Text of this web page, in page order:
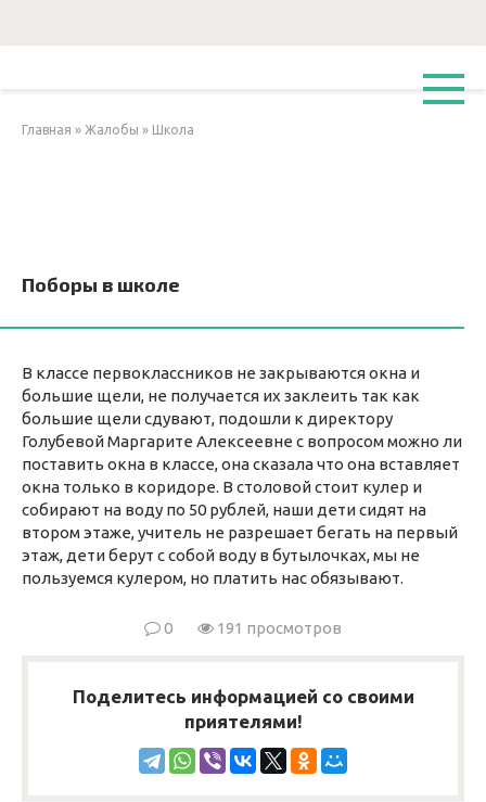
Главная » Жалобы » Школа
Поборы в школе
В классе первоклассников не закрываются окна и
большие щели, не получается их заклеить так как
большие щели сдувают, подошли к директору
Голубевой Маргарите Алексеевне с вопросом можно ли
поставить окна в классе, она сказала что она вставляет
окна только в коридоре. В столовой стоит кулер и
собирают на воду по 50 рублей, наши дети сидят на
втором этаже, учитель не разрешает бегать на первый
этаж, дети берут с собой воду в бутылочках, мы не
пользуемся кулером, но платить нас обязывают.
0 191 просмотров
Поделитесь информацией со своими
приятелями!